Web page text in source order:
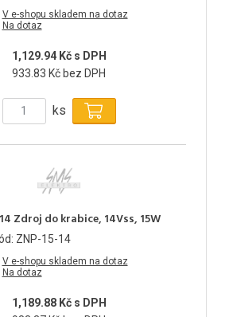
V e-shopu skladem na dotaz
Na dotaz
1,129.94 Kč s DPH
933.83 Kč bez DPH
ks
Zdroj do krabice, 14Vss, 15W
ZNP-15-14
V e-shopu skladem na dotaz
Na dotaz
1,189.88 Kč s DPH